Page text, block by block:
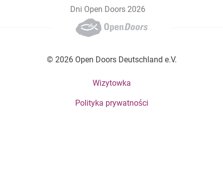
Dni Open Doors 2026
© 2026 Open Doors Deutschland e.V.
Footer bottom menuWizytowka
Polityka prywatności